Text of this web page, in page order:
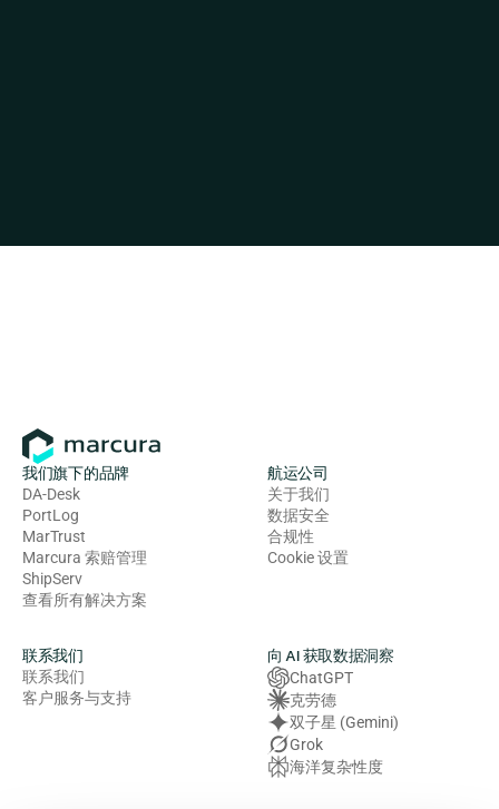
我们旗下的品牌
DA-Desk
PortLog
MarTrust
Marcura 索赔管理
ShipServ
查看所有解决方案
航运公司
关于我们
数据安全
合规性
Cookie 设置
联系我们
联系我们
客户服务与支持
向 AI 获取数据洞察
ChatGPT
克劳德
双子星 (Gemini)
Grok
海洋复杂性度